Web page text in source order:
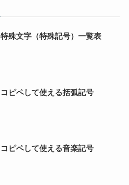
特殊文字（特殊記号）一覧表
コピペして使える括弧記号
コピペして使える音楽記号